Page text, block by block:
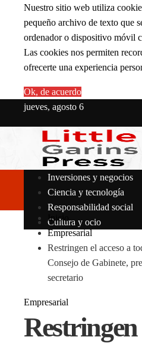
Nuestro sitio web utiliza
pequeño archivo de texto que
ordenador o dispositivo móvil
Las cookies nos permiten
ofrecerte una experiencia
Ok, de acuerdo
jueves, agosto 6
Inversiones y negocios
Ciencia y tecnología
Responsabilidad social
Cultura y ocio
Inicio
Empresarial
Restringen el acceso a
Consejo de Gabinete,
secretario
Empresarial